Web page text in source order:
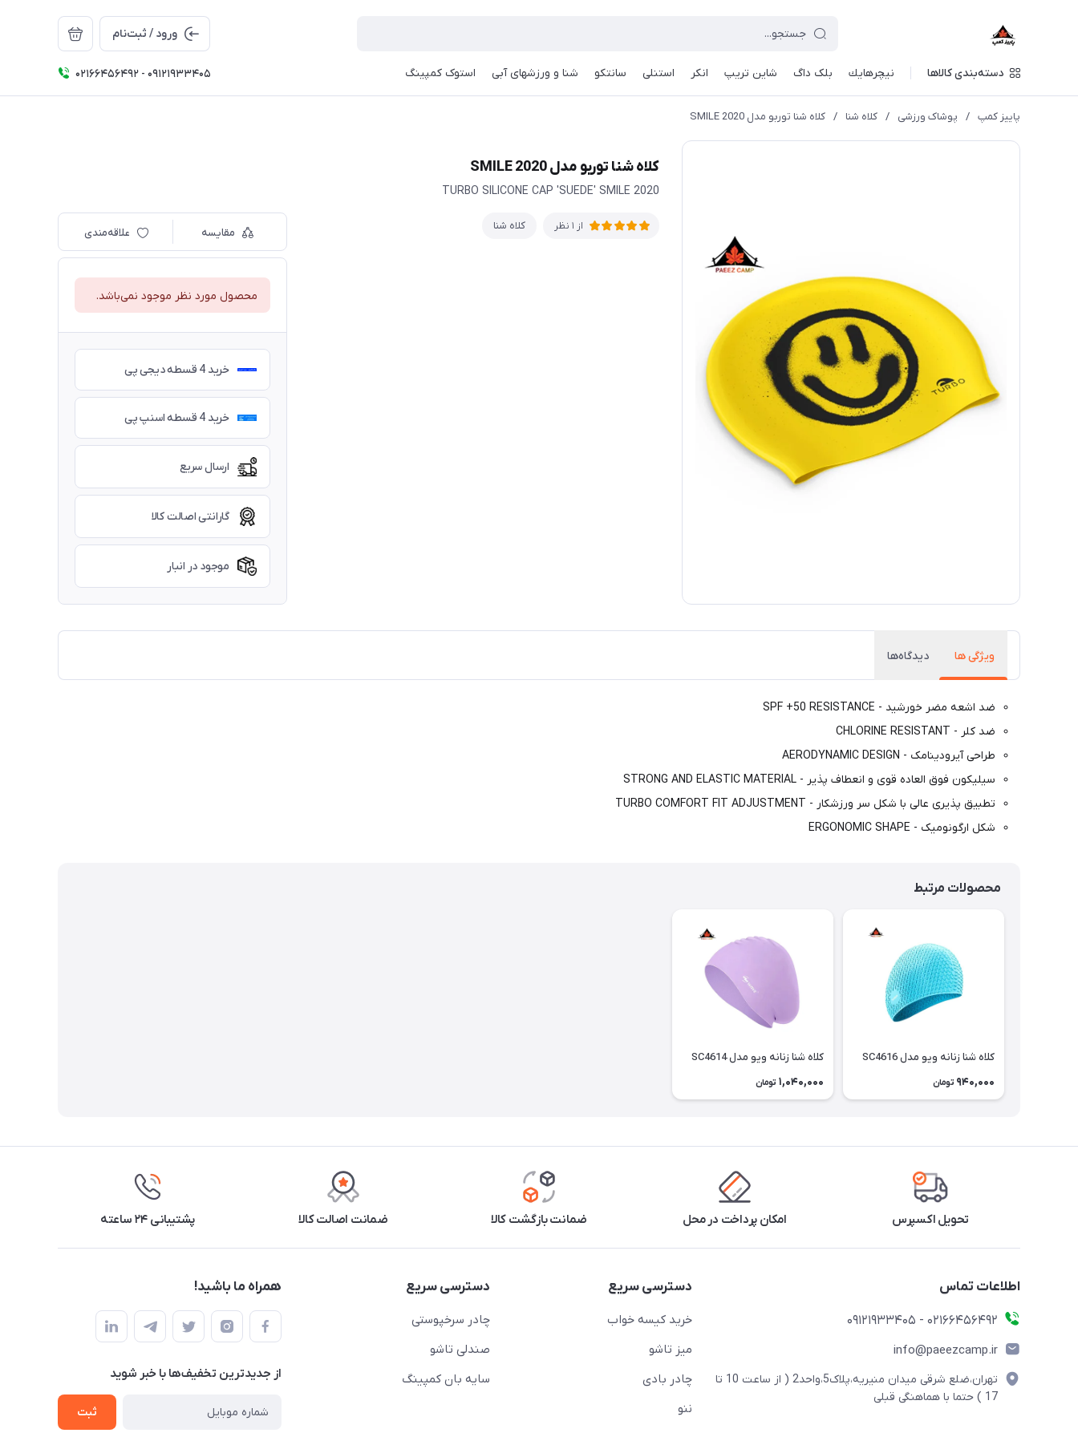
ورود / ثبت‌نام
دسته‌بندی کالاها نيچرهايك بلک داگ شاین تریپ انکر استنلی سانتکو شنا و ورزشهای آبی استوک کمپینگ 02166456492 - 09121933405
پاییز کمپ / پوشاک ورزشی / کلاه شنا / کلاه شنا توربو مدل SMILE 2020
کلاه شنا توربو مدل SMILE 2020
TURBO SILICONE CAP 'SUEDE' SMILE 2020
از 1 نظر کلاه شنا
مقایسه علاقه‌مندی
محصول مورد نظر موجود نمی‌باشد.
خرید 4 قسطه دیجی پی
خرید 4 قسطه اسنپ پی
ارسال سریع
گارانتی اصالت کالا
موجود در انبار
ویژگی ها دیدگاه‌ها
ضد اشعه مضر خورشید - SPF +50 RESISTANCE
ضد کلر - CHLORINE RESISTANT
طراحی آیرودینامک - AERODYNAMIC DESIGN
سیلیکون فوق العاده قوی و انعطاف پذیر - STRONG AND ELASTIC MATERIAL
تطبیق پذیری عالی با شکل سر ورزشکار - TURBO COMFORT FIT ADJUSTMENT
شکل ارگونومیک - ERGONOMIC SHAPE
محصولات مرتبط
کلاه شنا زنانه ویو مدل SC4616
940,000 تومان
کلاه شنا زنانه ویو مدل SC4614
1,040,000 تومان
تحویل اکسپرس امکان پرداخت در محل ضمانت بازگشت کالا ضمانت اصالت کالا پشتیبانی ۲۴ ساعته
اطلاعات تماس
02166456492 - 09121933405
info@paeezcamp.ir
تهران،ضلع شرقی میدان منیریه،پلاک5،واحد2 ( از ساعت 10 تا
17 ) حتما با هماهنگی قبلی
دسترسی سریع
خرید کیسه خواب
میز تاشو
چادر بادی
ننو
دسترسی سریع
چادر سرخپوستی
صندلی تاشو
سایه بان کمپینگ
همراه ما باشید!
از جدید‌ترین تخفیف‌ها با‌ خبر شوید
ثبت